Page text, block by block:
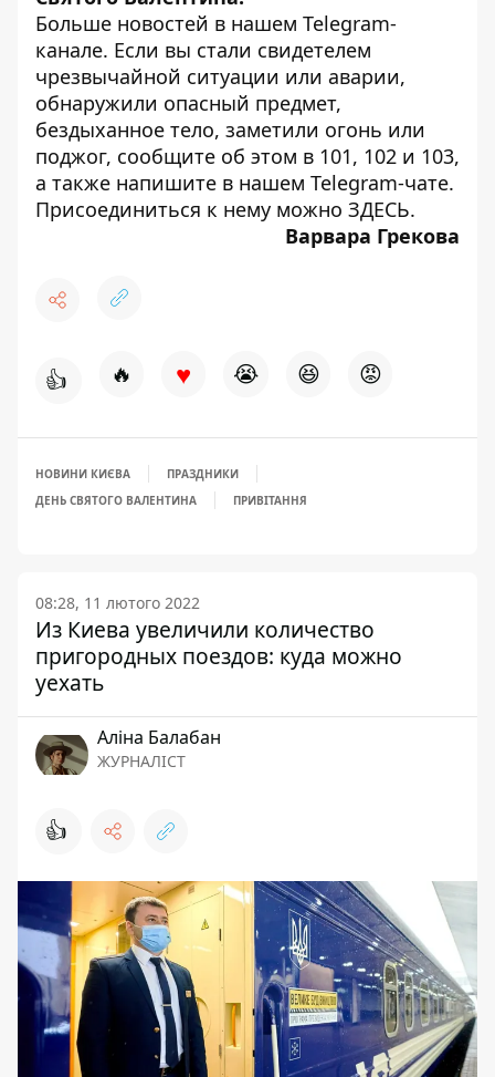
Больше новостей в нашем Telegram-
канале. Если вы стали свидетелем
чрезвычайной ситуации или аварии,
обнаружили опасный предмет,
бездыханное тело, заметили огонь или
поджог, сообщите об этом в 101, 102 и 103,
а также напишите в нашем Telegram-чате.
Присоединиться к нему можно ЗДЕСЬ.
Варвара Грекова
👍 🔥 ♥ 😭 😆 😡
НОВИНИ КИЄВА
ПРАЗДНИКИ
ДЕНЬ СВЯТОГО ВАЛЕНТИНА
ПРИВІТАННЯ
08:28, 11 лютого 2022
Из Киева увеличили количество
пригородных поездов: куда можно
уехать
Аліна Балабан
ЖУРНАЛІСТ
👍